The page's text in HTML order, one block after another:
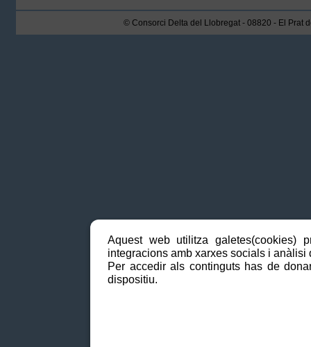
© Consorci Delta del Llobregat - 08820 - El Prat
Aquest web utilitza galetes(cookies)
integracions amb xarxes socials i anàlisi
Per accedir als continguts has de
dispositiu.